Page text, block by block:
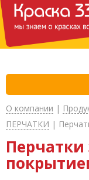
О компании |
ПЕРЧАТКИ |